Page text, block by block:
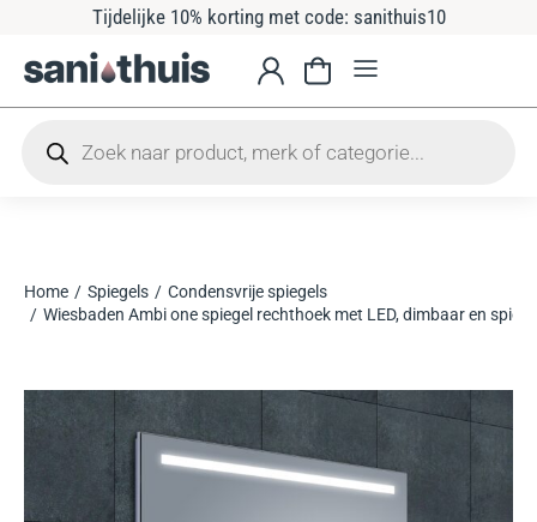
Tijdelijke 10% korting met code: sanithuis10
Je bent hier:
Home Spiegels
Condensvrije spiegels
Wiesbaden Ambi one spiegel rechthoek met LED, dimbaar en